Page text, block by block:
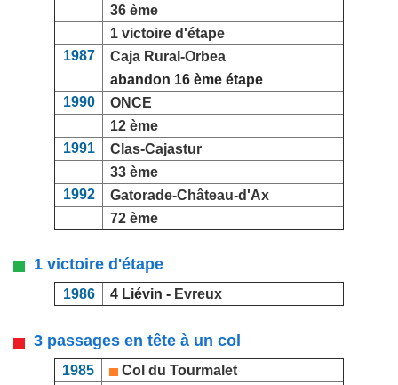
36 ème
1 victoire d'étape
1987
Caja Rural-Orbea
abandon 16 ème étape
1990
ONCE
12 ème
1991
Clas-Cajastur
33 ème
1992
Gatorade-Château-d'Ax
72 ème
1 victoire d'étape
1986 4 Liévin - Evreux
3 passages en tête à un col
1985
Col du Tourmalet